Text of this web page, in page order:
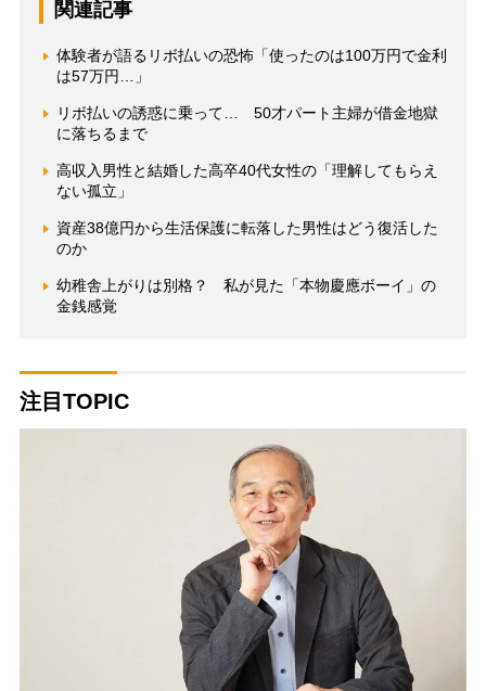
関連記事
体験者が語るリボ払いの恐怖「使ったのは100万円で金利
は57万円…」
リボ払いの誘惑に乗って… 50才パート主婦が借金地獄
に落ちるまで
高収入男性と結婚した高卒40代女性の「理解してもらえ
ない孤立」
資産38億円から生活保護に転落した男性はどう復活した
のか
幼稚舎上がりは別格？ 私が見た「本物慶應ボーイ」の
金銭感覚
注目TOPIC